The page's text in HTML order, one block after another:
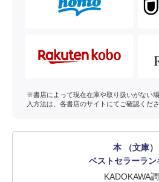
※書店によって現在在庫や取り扱いがない
入方法は、各書店のサイトにてご確認くださ
本 （文庫）
ベストセラーラン
KADOKAWA